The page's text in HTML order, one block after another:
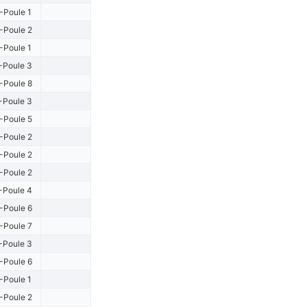
Poule 1
Poule 2
Poule 1
Poule 3
Poule 8
Poule 3
Poule 5
Poule 2
Poule 2
Poule 2
Poule 4
Poule 6
Poule 7
Poule 3
Poule 6
Poule 1
Poule 2